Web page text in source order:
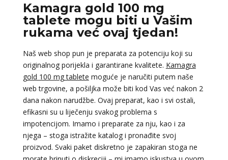
Kamagra gold 100 mg
tablete mogu biti u Vašim
rukama već ovaj tjedan!
Naš web shop pun je preparata za potenciju koji su
originalnog porijekla i garantirane kvalitete. Kamagra
gold 100 mg tablete moguće je naručiti putem naše
web trgovine, a pošiljka može biti kod Vas već nakon 2
dana nakon narudžbe. Ovaj preparat, kao i svi ostali,
efikasni su u liječenju svakog problema s
impotencijom. Imamo i preparate za nju, kao i za
njega – stoga istražite katalog i pronađite svoj
proizvod. Svaki paket diskretno je zapakiran stoga ne